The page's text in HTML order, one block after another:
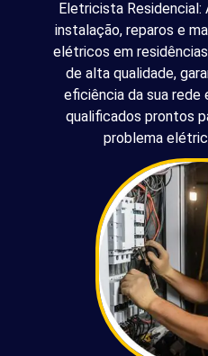
Eletricista
instalação, reparos e
elétricos em
de alta qualidade,
eficiência da sua rede
qualificados prontos
problema